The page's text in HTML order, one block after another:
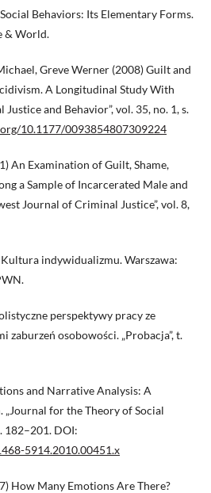
Behaviors: Its Elementary Forms.
& World.
Greve Werner (2008) Guilt and
A Longitudinal Study With
and Behavior”, vol. 35, no. 1, s.
10.1177/0093854807309224
An Examination of Guilt, Shame,
a Sample of Incarcerated Male and
Journal of Criminal Justice”, vol. 8,
Kultura indywidualizmu. Warszawa:
perspektywy pracy ze
zaburzeń osobowości. „Probacja”, t.
and Narrative Analysis: A
for the Theory of Social
182–201. DOI:
5914.2010.00451.x
How Many Emotions Are There?